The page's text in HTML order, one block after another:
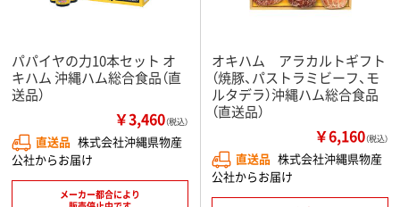
パパイヤの力10本セット オ
キハム 沖縄ハム総合食品（直
送品）
￥3,460（税込）
直送品 株式会社沖縄県物産
公社からお届け
メーカー都合により
オキハム アラカルトギフト
（焼豚、パストラミビーフ、モ
ルタデラ）沖縄ハム総合食品
（直送品）
￥6,160（税込）
直送品 株式会社沖縄県物産
公社からお届け